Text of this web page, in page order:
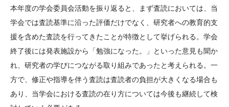
本年度の学会委員会活動を振り返ると、まず査読においては、当
学会では査読基準に沿った評価だけでなく、研究者への教育的支
援を含めた査読を行ってきたことが特徴として挙げられる。学会
終了後には発表施設から「勉強になった。」といった意見も聞か
れ、研究者の学びにつながる取り組みであったと考えられる。一
方で、修正や指導を伴う査読は査読者の負担が大きくなる場合も
あり、当学会における査読の在り方については今後も継続して検